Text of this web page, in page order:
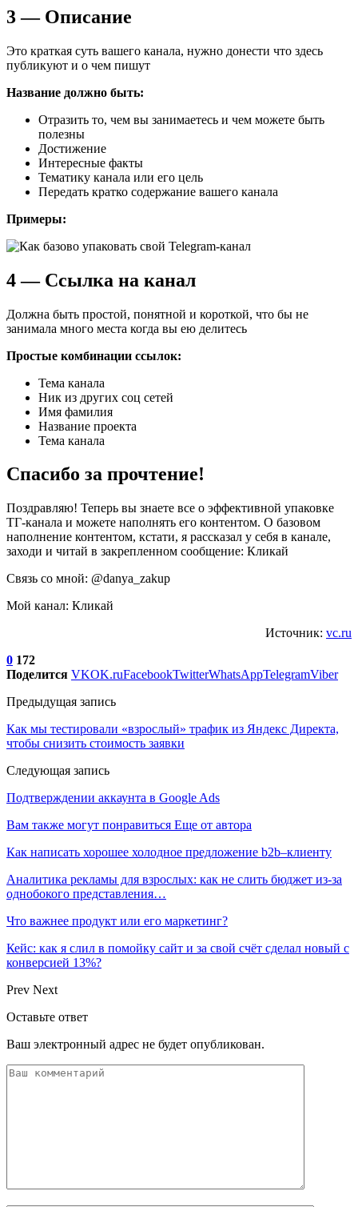
3 — Описание
Это краткая суть вашего канала, нужно донести что здесь
публикуют и о чем пишут
Название должно быть:
Отразить то, чем вы занимаетесь и чем можете быть
полезны
Достижение
Интересные факты
Тематику канала или его цель
Передать кратко содержание вашего канала
Примеры:
4 — Ссылка на канал
Должна быть простой, понятной и короткой, что бы не
занимала много места когда вы ею делитесь
Простые комбинации ссылок:
Тема канала
Ник из других соц сетей
Имя фамилия
Название проекта
Тема канала
Спасибо за прочтение!
Поздравляю! Теперь вы знаете все о эффективной упаковке
ТГ-канала и можете наполнять его контентом. О базовом
наполнение контентом, кстати, я рассказал у себя в канале,
заходи и читай в закрепленном сообщение: Кликай
Связь со мной: @danya_zakup
Мой канал: Кликай
Источник: vc.ru
0 172
Поделится VKOK.ruFacebookTwitterWhatsAppTelegramViber
Предыдущая запись
Как мы тестировали «взрослый» трафик из Яндекс Директа,
чтобы снизить стоимость заявки
Следующая запись
Подтверждении аккаунта в Google Ads
Вам также могут понравиться Еще от автора
Как написать хорошее холодное предложение b2b–клиенту
Аналитика рекламы для взрослых: как не слить бюджет из-за
однобокого представления…
Что важнее продукт или его маркетинг?
Кейс: как я слил в помойку сайт и за свой счёт сделал новый с
конверсией 13%?
Prev Next
Оставьте ответ
Ваш электронный адрес не будет опубликован.